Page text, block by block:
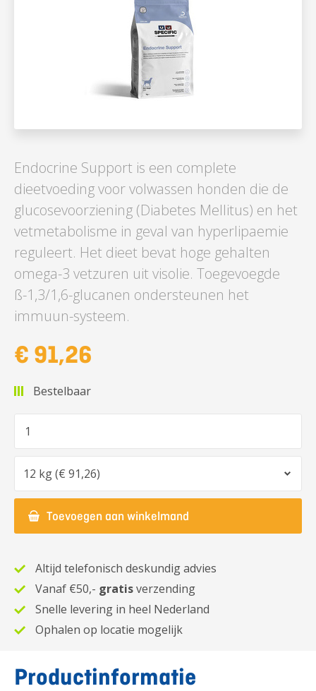
Endocrine Support is een complete
dieetvoeding voor volwassen honden die de
glucosevoorziening (Diabetes Mellitus) en het
vetmetabolisme in geval van hyperlipaemie
reguleert. Het dieet bevat hoge gehalten
omega-3 vetzuren uit visolie. Toegevoegde
ß-1,3/1,6-glucanen ondersteunen het
immuun-systeem.
€ 91,26
Bestelbaar
Toevoegen aan winkelmand
Altijd telefonisch deskundig advies
Vanaf €50,- gratisverzending
Snelle levering in heel Nederland
Ophalen op locatie mogelijk
Productinformatie